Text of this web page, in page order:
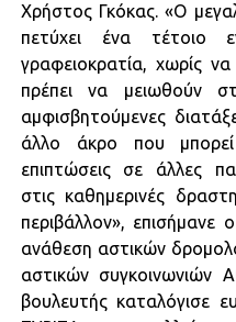
Χρήστος Γκόκας. «Ο
πετύχει ένα τέτοιο
γραφειοκρατία, χωρίς
πρέπει να μειωθούν
αμφισβητούμενες
άλλο άκρο που μπορεί
επιπτώσεις σε άλλες
στις καθημερινές
περιβάλλον»,
ανάθεση αστικών
αστικών συγκοινωνιών
βουλευτής καταλόγισε